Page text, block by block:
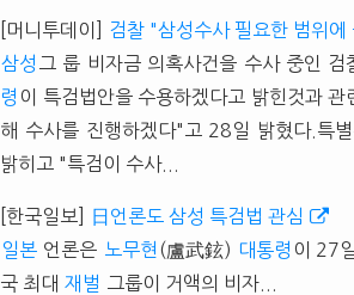
[머니투데이]
검찰 "삼성수사 필요한 범위에
삼성 그 룹 비자금 의혹사건을 수사 중인
령 이 특검법안을 수용하겠다고 밝힌것과
해 수사를 진행하겠다"고 28일 밝혔다.특
밝히고 "특검이 수사...
[한국일보]
日언론도 삼성 특검법 관심
일본 언론은 노무현 (盧武鉉) 대통령 이 27
국 최대 재벌 그룹이 거액의 비자...